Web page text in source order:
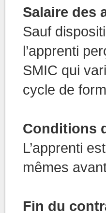
Salaire des
Sauf
l’apprenti
SMIC qui
cycle de
Conditions
L’apprenti
mêmes
Fin du